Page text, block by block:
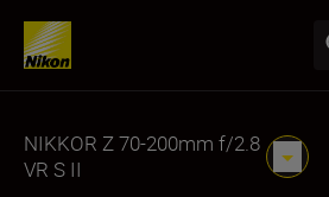
NIKKOR Z 70-200mm f/2.8
VR S II